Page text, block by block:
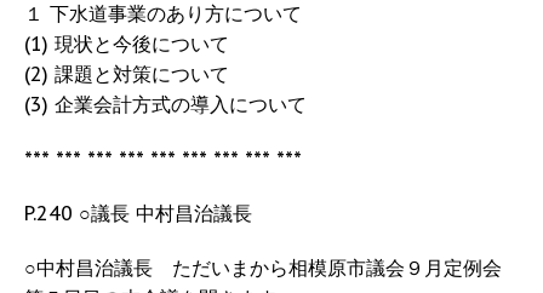
１ 下水道事業のあり方について
(1) 現状と今後について
(2) 課題と対策について
(3) 企業会計方式の導入について
*** *** *** *** *** *** *** *** ***
P.240 ○議長 中村昌治議長
○中村昌治議長 ただいまから相模原市議会９月定例会